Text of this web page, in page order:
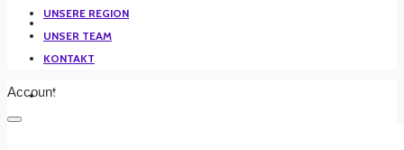
FAQ
UNSERE REGION
UNSERE REGION
UNSER TEAM
KONTAKT
Account